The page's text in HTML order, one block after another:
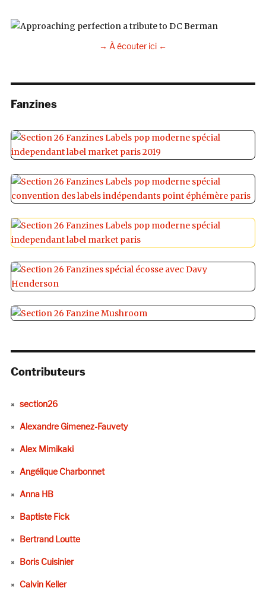
→ À écouter ici ←
Fanzines
Contributeurs
section26
Alexandre Gimenez-Fauvety
Alex Mimikaki
Angélique Charbonnet
Anna HB
Baptiste Fick
Bertrand Loutte
Boris Cuisinier
Calvin Keller